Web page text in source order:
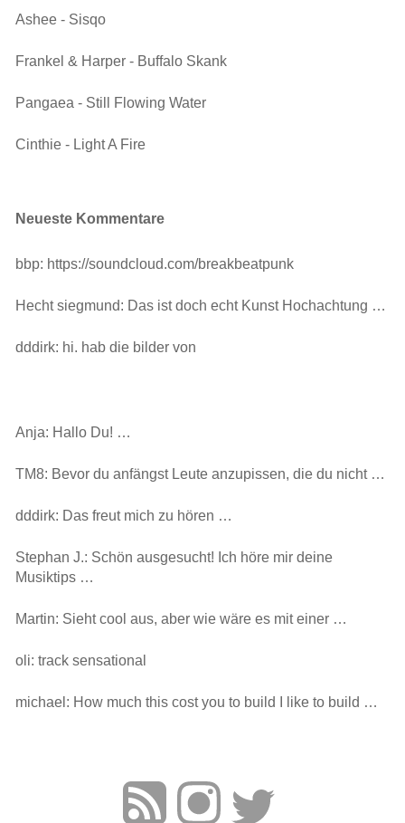
Ashee - Sisqo
Frankel & Harper - Buffalo Skank
Pangaea - Still Flowing Water
Cinthie - Light A Fire
Neueste Kommentare
bbp: https://soundcloud.com/breakbeatpunk
Hecht siegmund: Das ist doch echt Kunst Hochachtung …
dddirk: hi. hab die bilder von
Anja: Hallo Du! …
TM8: Bevor du anfängst Leute anzupissen, die du nicht …
dddirk: Das freut mich zu hören …
Stephan J.: Schön ausgesucht! Ich höre mir deine
Musiktips …
Martin: Sieht cool aus, aber wie wäre es mit einer …
oli: track sensational
michael: How much this cost you to build I like to build …